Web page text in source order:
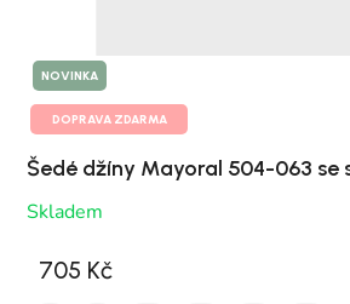
NOVINKA
DOPRAVA ZDARMA
Šedé džíny Mayoral 504-063 se
Skladem
705 Kč